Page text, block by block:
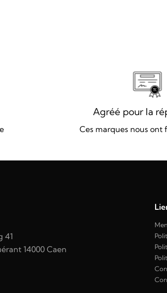
Agréé pour la
Ces marques nous ont
41
14000 Caen